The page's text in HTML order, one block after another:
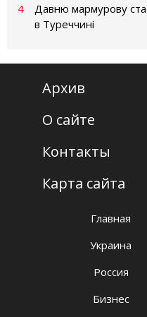
4
Давню мармурову
в Туреччині
Главная
Украина
Россия
Бизнес
Архив
О сайте
Контакты
Карта сайта